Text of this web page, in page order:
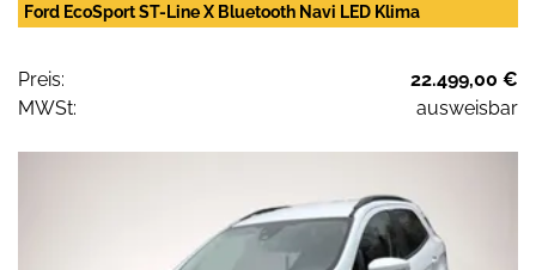
Ford EcoSport ST-Line X Bluetooth Navi LED Klima
Preis:
22.499,00 €
MWSt:
ausweisbar